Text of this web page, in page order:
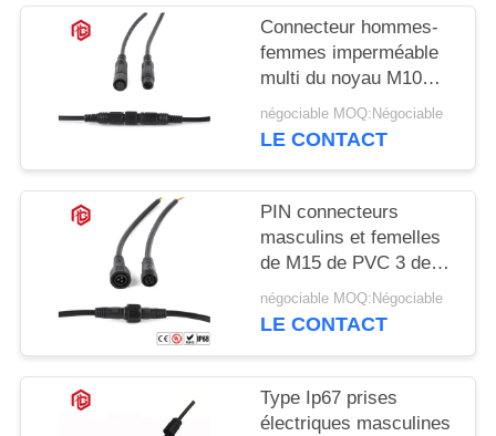
Connecteur hommes-
femmes imperméable
multi du noyau M10
IP68
négociable MOQ:Négociable
LE CONTACT
PIN connecteurs
masculins et femelles
de M15 de PVC 3 de
basse tension
négociable MOQ:Négociable
LE CONTACT
Type Ip67 prises
électriques masculines